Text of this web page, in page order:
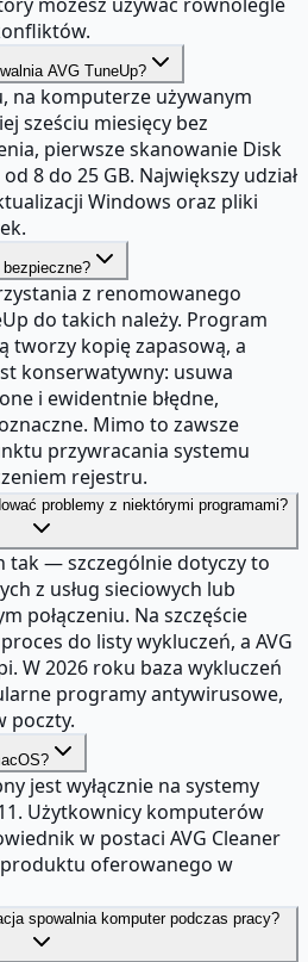
AVG TuneUp?
na komputerze używanym
sześciu miesięcy bez
pierwsze skanowanie Disk
8 do 25 GB. Największy udział
Windows oraz pliki
z renomowanego
do takich należy. Program
tworzy kopię zapasową, a
konserwatywny: usuwa
i ewidentnie błędne,
Mimo to zawsze
przywracania systemu
rejestru.
problemy z niektórymi programami?
tak — szczególnie dotyczy to
z usług sieciowych lub
połączeniu. Na szczęście
do listy wykluczeń, a AVG
W 2026 roku baza wykluczeń
programy antywirusowe,
poczty.
jest wyłącznie na systemy
Użytkownicy komputerów
w postaci AVG Cleaner
oferowanego w
spowalnia komputer podczas pracy?